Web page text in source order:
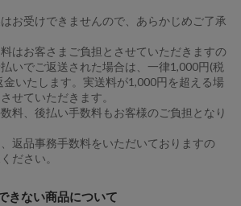
お受けできませんので、あらかじめご了承
はお客さまご負担とさせていただきますの
いでご返送された場合は、一律1,000円(税
金いたします。実送料が1,000円を超える場
せていただきます。
料、後払い手数料もお客様のご負担となり
返品事務手数料をいただいておりますの
ださい。
きない商品について